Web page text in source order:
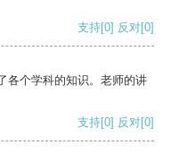
支持[0] 反对[0]
各个学科的知识。老师的讲
支持[0] 反对[0]